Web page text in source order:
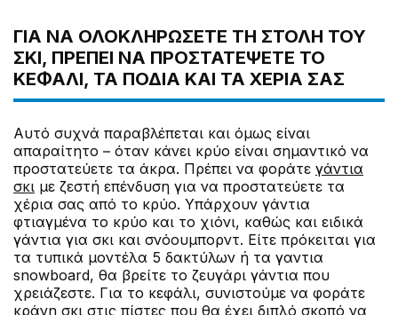
ΓΙΑ ΝΑ ΟΛΟΚΛΗΡΩΣΕΤΕ ΤΗ ΣΤΟΛΗ ΤΟΥ
ΣΚΙ, ΠΡΕΠΕΙ ΝΑ ΠΡΟΣΤΑΤΕΨΕΤΕ ΤΟ
ΚΕΦΑΛΙ, ΤΑ ΠΟΔΙΑ ΚΑΙ ΤΑ ΧΕΡΙΑ ΣΑΣ
Αυτό συχνά παραβλέπεται και όμως είναι
απαραίτητο – όταν κάνει κρύο είναι σημαντικό να
προστατεύετε τα άκρα. Πρέπει να φοράτε γάντια
σκι με ζεστή επένδυση για να προστατεύετε τα
χέρια σας από το κρύο. Υπάρχουν γάντια
φτιαγμένα το κρύο και το χιόνι, καθώς και ειδικά
γάντια για σκι και σνόουμπορντ. Είτε πρόκειται για
τα τυπικά μοντέλα 5 δακτύλων ή τα γαντια
snowboard, θα βρείτε το ζευγάρι γάντια που
χρειάζεστε. Για το κεφάλι, συνιστούμε να φοράτε
κράνη σκι στις πίστες που θα έχει διπλό σκοπό να